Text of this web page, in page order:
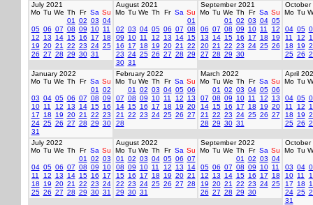
July 2021
Mo Tu We Th Fr Sa Su
01
02 03 04
05 06 07 08 09 10 11
12
13 14 15 16 17
18
19 20 21 22 23 24 25
26 27 28 29 30 31
August 2021
Mo Tu We Th Fr Sa Su
01
02 03 04 05 06 07 08
09
10 11 12 13 14 15
16
17 18 19 20 21
22
23 24 25 26 27 28 29
30 31
September 2021
Mo Tu We Th Fr Sa Su
01
02 03 04 05
06 07 08 09 10 11
12
13
14 15 16 17 18
19
20 21 22 23 24 25 26
27 28 29 30
October
Mo Tu
04 05
11
12
18
19
25 26
January 2022
Mo Tu We Th Fr Sa Su
01
02
03 04 05 06 07 08 09
10 11 12 13 14 15 16
17
18 19 20 21 22 23
24 25 26 27 28 29 30
31
February 2022
Mo Tu We Th Fr Sa Su
01
02 03 04 05 06
07 08 09 10 11 12
13
14 15 16 17 18 19 20
21
22 23 24 25 26 27
28
March 2022
Mo Tu We Th Fr Sa Su
01
02 03 04 05 06
07 08 09 10 11 12
13
14 15 16 17 18 19 20
21
22 23 24 25 26 27
28 29 30 31
April
Mo Tu
04 05
11
12
18
19
25 26
July 2022
Mo Tu We Th Fr Sa Su
01
02 03
04 05 06 07 08 09
10
11
12 13 14 15 16
17
18
19 20 21 22 23 24
25 26 27 28 29 30 31
August 2022
Mo Tu We Th Fr Sa Su
01
02 03 04 05 06 07
08 09 10 11 12 13
14
15 16 17 18 19 20 21
22 23 24 25 26 27 28
29 30 31
September 2022
Mo Tu We Th Fr Sa Su
01
02 03 04
05 06 07 08 09 10 11
12
13 14 15 16 17
18
19 20 21 22 23 24 25
26 27 28 29 30
October
Mo Tu
03 04
10 11
17
18
24 25
31